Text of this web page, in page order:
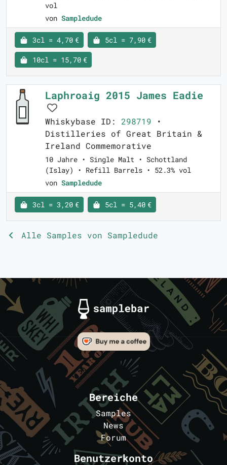
vol
von Sampledude
3cl = 4,70 € 5cl = 7,90 €
10cl = 15,70 €
Laphroaig 2015 James Eadie
Whiskybase ID: 298719 •
Distilleries of Great Britain &
Ireland Commemorative
10 Jahre • Single Malt • Schottland
(Islay) • Refill Barrels • 52.3% vol
von Sampledude
3cl = 3,20 € 5cl = 5,40 €
Alle Samples von Sampledude
Bereiche
Samples
News
Forum
Benutzerkonto